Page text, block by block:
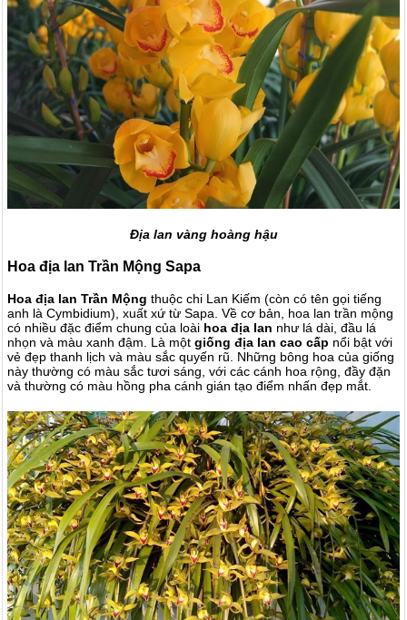
Địa lan vàng hoàng hậu
Hoa địa lan Trần Mộng Sapa
Hoa địa lan Trần Mộng thuộc chi Lan Kiếm (còn có tên gọi tiếng
anh là Cymbidium), xuất xứ từ Sapa. Về cơ bản, hoa lan trần mộng
có nhiều đặc điểm chung của loài hoa địa lan như lá dài, đầu lá
nhọn và màu xanh đậm. Là một giống địa lan cao cấp nổi bật với
vẻ đẹp thanh lịch và màu sắc quyến rũ. Những bông hoa của giống
này thường có màu sắc tươi sáng, với các cánh hoa rộng, đầy đặn
và thường có màu hồng pha cánh gián tạo điểm nhấn đẹp mắt.